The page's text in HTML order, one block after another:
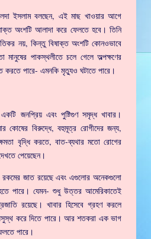
ইসলাম বলছেন, এই মাছ খাওয়ার আগে
অংশটি আলাদা করে ফেলতে হবে। তিনি
নয়, কিন্তু বিষাক্ত অংশটি কোনওভাবে
পাকস্থলীতে চলে গেলে অল্পক্ষণের
করতে পারে- এমনকি মৃত্যুও ঘটাতে পারে।
জনপ্রিয় এবং পুষ্টিগুণ সমৃদ্ধ খাবার।
কোষের বিরুদ্ধে, বহুমূত্র রোগীদের জন্য,
বৃদ্ধি করতে, বাত-ব্যথার মতো রোগের
পেয়েছেন।
রকমের জাত রয়েছে এবং এগুলোর অনেকগুলো
পারে। যেমন- শুধু উত্তর আমেরিকাতেই
রয়েছে। খাবার হিসেবে গ্রহণ করলে
করে দিতে পারে। আর শতকরা এক ভাগ
পারে।